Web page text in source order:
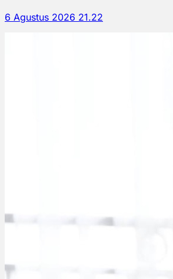
6 Agustus 2026 21.22